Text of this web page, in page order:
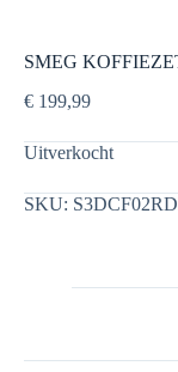
SMEG
€ 199,99
Uitverkocht
SKU: